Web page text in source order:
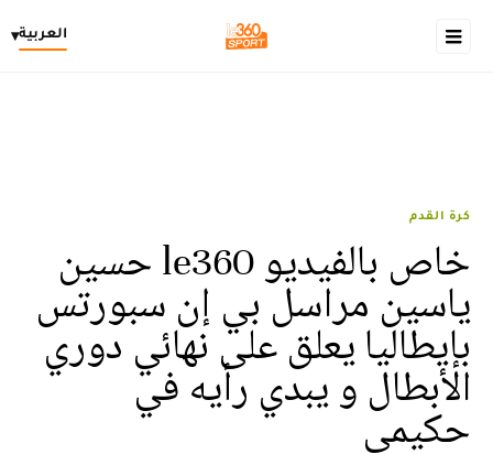
العربية▾
كرة القدم
خاص بالفيديو le360 حسين
ياسين مراسل بي إن سبورتس
بإيطاليا يعلق على نهائي دوري
الأبطال و يبدي رأيه في
حكيمي